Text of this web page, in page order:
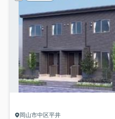
岡山市中区平井